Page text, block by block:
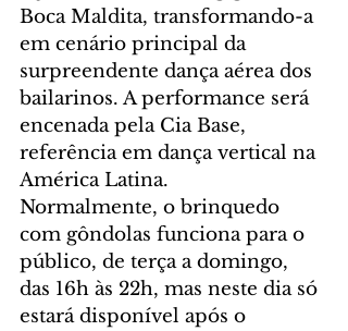
Boca Maldita, transformando-a
em cenário principal da
surpreendente dança aérea dos
bailarinos. A performance será
encenada pela Cia Base,
referência em dança vertical na
América Latina.
Normalmente, o brinquedo
com gôndolas funciona para o
público, de terça a domingo,
das 16h às 22h, mas neste dia só
estará disponível após o